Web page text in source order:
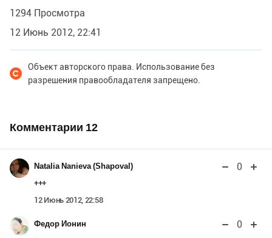
1294 Просмотра
12 Июнь 2012, 22:41
Объект авторского права. Использование без
разрешения правообладателя запрещено.
Комментарии 12
Natalia Nanieva (Shapoval) 0
+++
12 Июнь 2012, 22:58
Федор Ионин 0